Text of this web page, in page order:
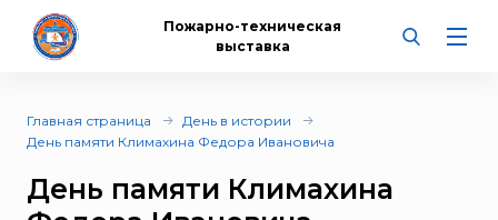
Пожарно-техническая
выставка
Главная страница
День в истории
День памяти Климахина Федора Ивановича
День памяти Климахина